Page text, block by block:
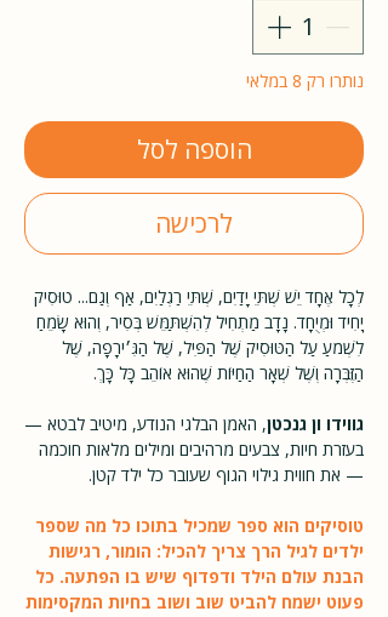
נותרו רק 8 במלאי
הוספה לסל
לרכישה
לְכָל אֶחָד יֵשׁ שְׁתֵּי יָדַיִם, שְׁתֵּי רַגְלַיִם, אַף וְגַם... טוּסִיק
יָחִיד וּמְיֻחָד. נָדָב מַתְחִיל לְהִשְׁתַּמֵּשׁ בְּסִיר, וְהוּא שָׂמֵחַ
לִשְׁמֹעַ עַל הַטּוּסִיק שֶׁל הַפִּיל, שֶׁל הַגִּ׳ירָפָה, שֶׁל
הַזֶּבְּרָה וְשֶׁל שְׁאָר הַחַיּוֹת שֶׁהוּא אוֹהֵב כָּל כָּךְ.
גווידו ון גנכטן, האמן הבלגי הנודע, מיטיב לבטא —
בעזרת חיות, צבעים מרהיבים ומילים מלאות חוכמה
— את חווית גילוי הגוף שעובר כל ילד קטן.
טוסיקים הוא ספר שמכיל בתוכו כל מה שספר
ילדים לגיל הרך צריך להכיל: הומור, רגישות
הבנת עולם הילד ודפדוף שיש בו הפתעה. כל
פעוט ישמח להביט שוב ושוב בחיות המקסימות